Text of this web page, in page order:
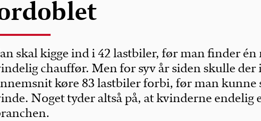
skal kigge ind i 42 lastbiler, før man finder én
chauffør. Men for syv år siden skulle der
køre 83 lastbiler forbi, før man kunne
Noget tyder altså på, at kvinderne endelig